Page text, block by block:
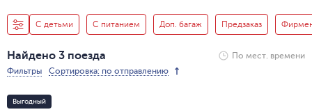
С детьми С питанием Доп. багаж Предзаказ
Найдено 3 поезда
По мест. времени
Фильтры
Сортировка: по отправлению
Выгодный